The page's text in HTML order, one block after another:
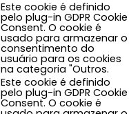
Este cookie é definido
pelo plug-in GDPR Cookie
Consent. O cookie é
usado para armazenar o
consentimento do
usuário para os cookies
na categoria "Outros.
Este cookie é definido
pelo plug-in GDPR Cookie
Consent. O cookie é